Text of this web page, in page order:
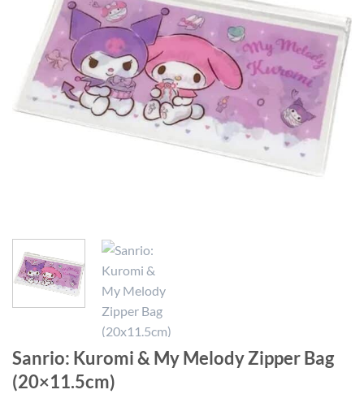
Sanrio: Kuromi & My Melody Zipper Bag
(20×11.5cm)